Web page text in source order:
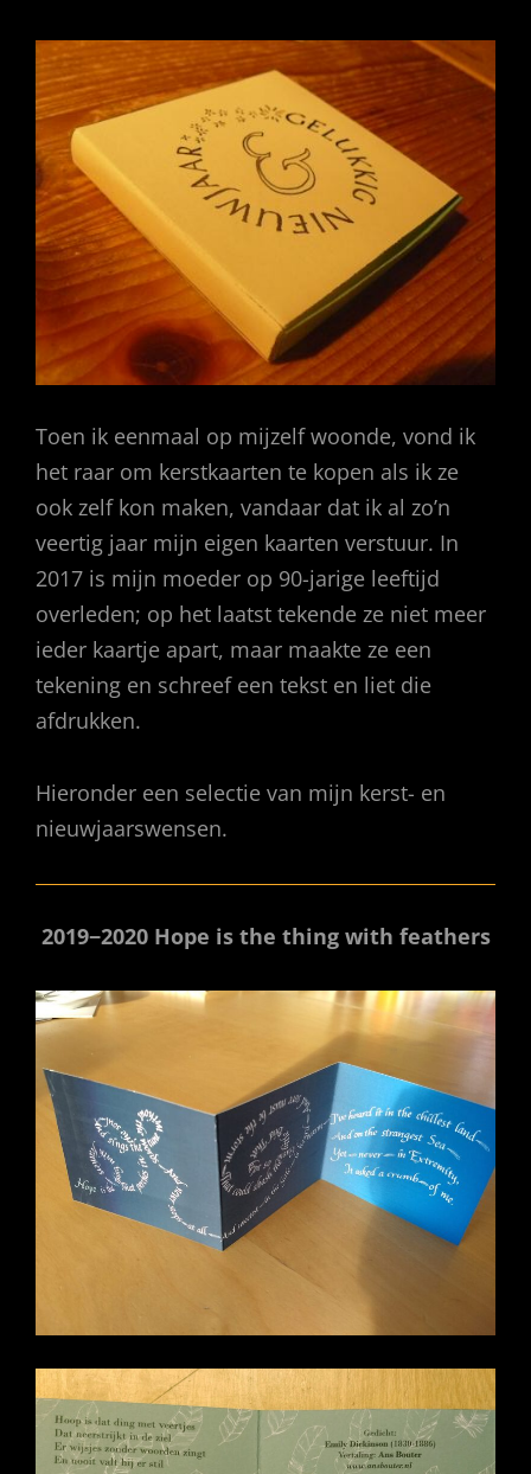
Toen ik eenmaal op mijzelf woonde, vond ik
het raar om kerstkaarten te kopen als ik ze
ook zelf kon maken, vandaar dat ik al zo’n
veertig jaar mijn eigen kaarten verstuur. In
2017 is mijn moeder op 90-jarige leeftijd
overleden; op het laatst tekende ze niet meer
ieder kaartje apart, maar maakte ze een
tekening en schreef een tekst en liet die
afdrukken.
Hieronder een selectie van mijn kerst- en
nieuwjaarswensen.
2019−2020 Hope is the thing with feathers